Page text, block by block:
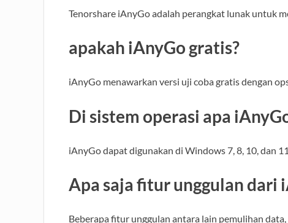
Tenorshare iAnyGo adalah perangkat lunak untuk
apakah iAnyGo gratis?
iAnyGo menawarkan versi uji coba gratis dengan
Di sistem operasi apa
iAnyGo dapat digunakan di Windows 7, 8, 10, dan
Apa saja fitur unggulan dari
Beberapa fitur unggulan antara lain pemulihan